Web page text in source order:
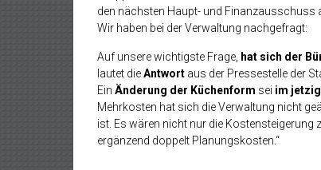
den nächsten Haupt- und Finanzausschuss
Wir haben bei der Verwaltung nachgefragt:
Auf unsere wichtigste Frage, hat sich der
lautet dieAntwort aus der Pressestelle der
Ein Änderung der Küchenform sei im
Mehrkosten hat sich die Verwaltung nicht
ist. Es wären nicht nur die
ergänzend doppelt Planungskosten.“